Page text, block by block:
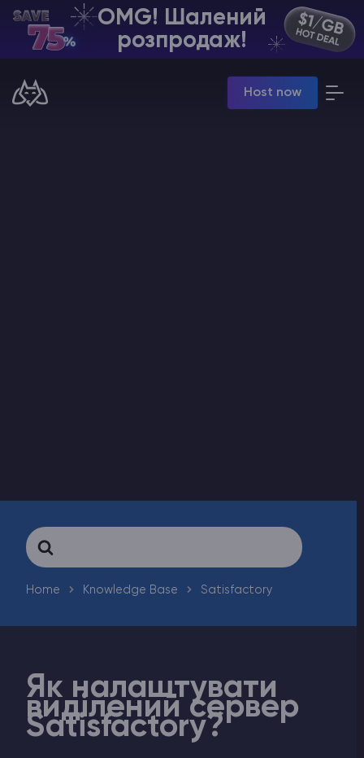
OMG! Шалений
розпродаж!
Host now
UA | USD
Manage your servers & payments
Search
For
Home Knowledge Base Satisfactory
Як налаштувати
виділений сервер
Satisfactory?